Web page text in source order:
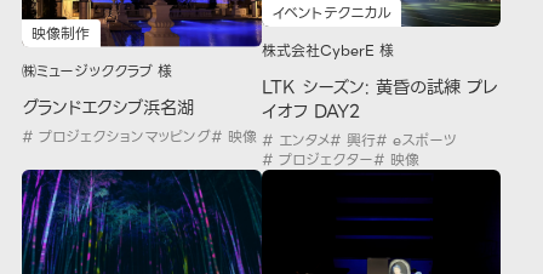
映像制作
㈱ミュージッククラブ 様
グランドエクシブ浜名湖
# プロジェクションマッピング# 映像
イベントテクニカル
株式会社CyberE 様
LTK シーズン: 黄昏の試練 プレ
イオフ DAY2
# エンタメ# 興行# eスポーツ
# プロジェクター# 映像